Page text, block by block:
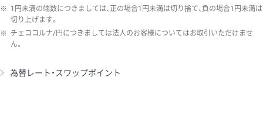
※ 1円未満の端数につきましては、正の場合1円未満は切り捨て、負の場合1円未満は
切り上げます。
※ チェココルナ/円につきましては法人のお客様についてはお取引いただけませ
ん。
為替レート・スワップポイント